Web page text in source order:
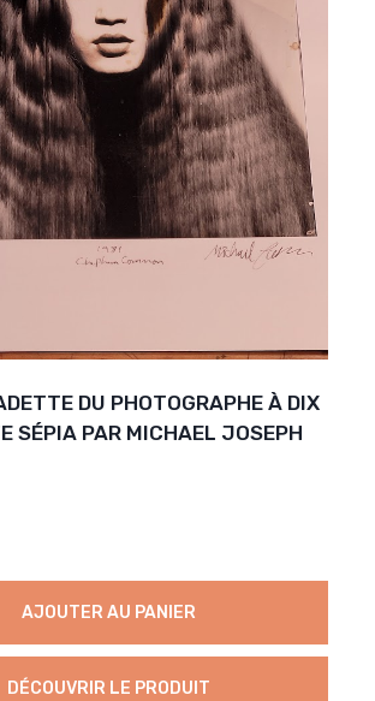
DU PHOTOGRAPHE À DIX
SÉPIA PAR MICHAEL JOSEPH
AJOUTER AU PANIER
DÉCOUVRIR LE PRODUIT